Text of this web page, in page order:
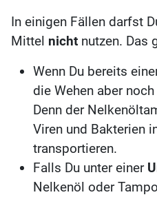
In einigen Fällen darfst
Mittel nicht nutzen. Das
Wenn Du bereits
die Wehen aber
Denn der
Viren und Bakterien
transportieren.
Falls Du unter einer
Nelkenöl oder